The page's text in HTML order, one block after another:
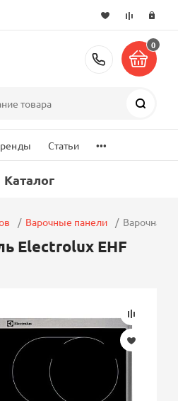
+7 (495)
0
Статьи ...
Каталог
Варочные панели Варочная
Electrolux EHF